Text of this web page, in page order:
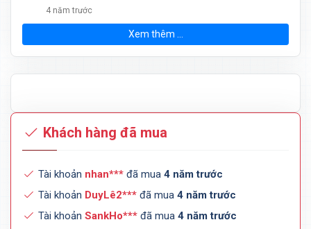
4 năm trước
Xem thêm ...
Khách hàng đã mua
Tài khoản nhan***đã mua 4 năm trước
Tài khoản DuyLê2***đã mua 4 năm trước
Tài khoản SankHo***đã mua 4 năm trước